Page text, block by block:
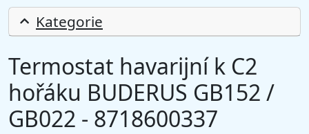
Kategorie
Termostat havarijní k C2
hořáku BUDERUS GB152 /
GB022 - 8718600337